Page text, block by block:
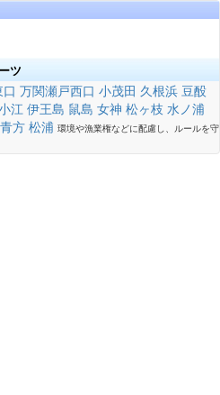
ツ
万関瀬戸西口 小茂田 久根浜 豆酘
江 伊王島 鼠島 女神 松ヶ枝 水ノ浦
青方 松浦 環境や漁業権などに配慮し、ルールを守